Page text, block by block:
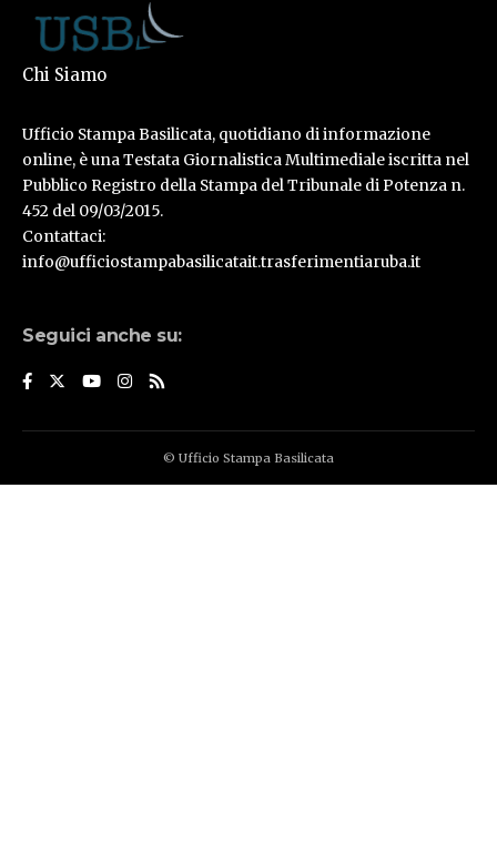
Chi Siamo
Ufficio Stampa Basilicata, quotidiano di informazione
online, è una Testata Giornalistica Multimediale iscritta nel
Pubblico Registro della Stampa del Tribunale di Potenza n.
452 del 09/03/2015.
Contattaci:
info@ufficiostampabasilicatait.trasferimentiaruba.it
Seguici anche su:
© Ufficio Stampa Basilicata